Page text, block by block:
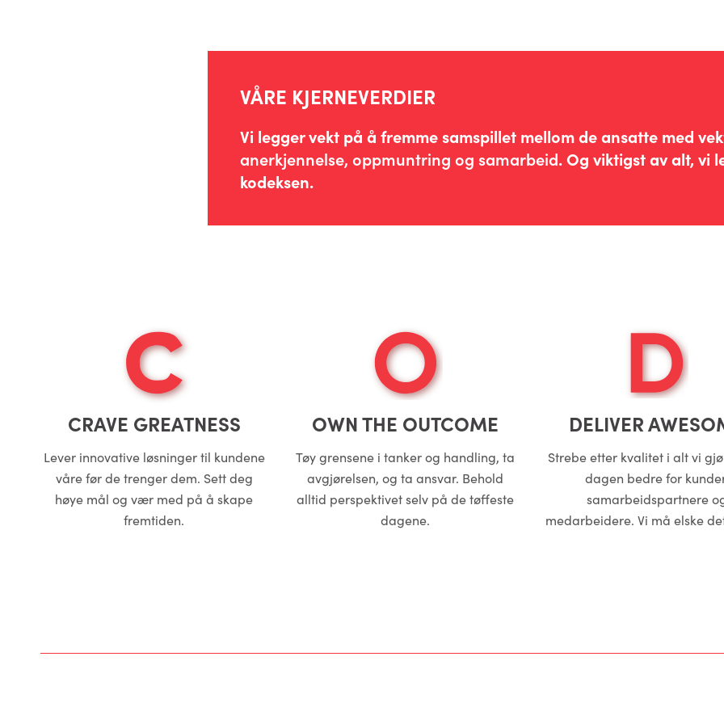
VÅRE KJERNEVERDIER
Vi legger vekt på å fremme samspillet mellom de ansatte med
anerkjennelse, oppmuntring og samarbeid. Og viktigst av alt, vi
kodeksen.
CRAVE GREATNESS
Lever innovative løsninger til kundene
våre før de trenger dem. Sett deg
høye mål og vær med på å skape
fremtiden.
OWN THE OUTCOME
Tøy grensene i tanker og handling, ta
avgjørelsen, og ta ansvar. Behold
alltid perspektivet selv på de tøffeste
dagene.
DELIVER
Strebe etter kvalitet i alt vi
dagen bedre for
samarbeidspartnere
medarbeidere. Vi må elske